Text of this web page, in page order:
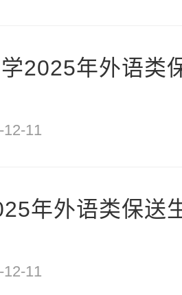
学2025年外语类
12-11
年外语类保送
12-11